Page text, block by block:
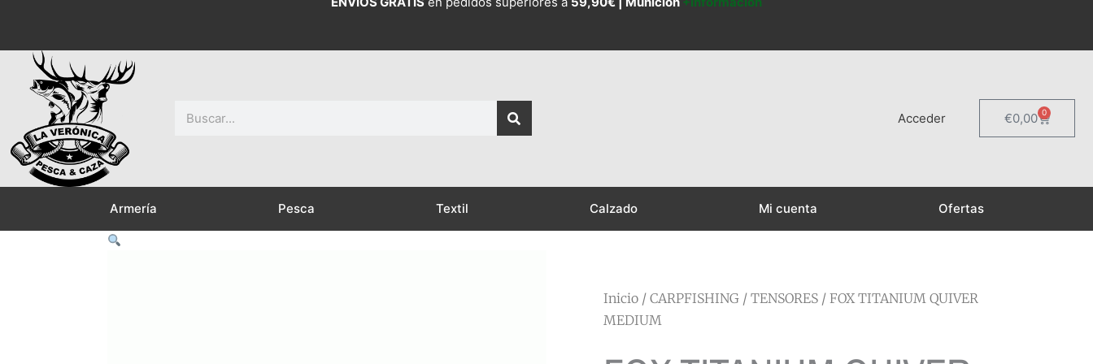
Acceder €0,00 0
Carrito
Armería Pesca Textil Calzado Mi cuenta Ofertas
Inicio / CARPFISHING / TENSORES / FOX TITANIUM QUIVER
MEDIUM